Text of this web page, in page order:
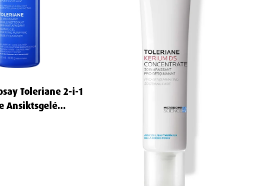
Toleriane 2-i-1
Ansiktsgelé